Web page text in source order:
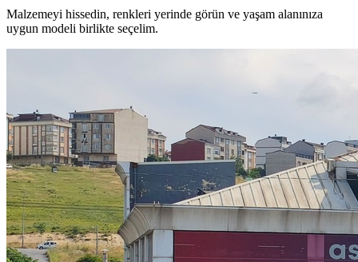
Malzemeyi hissedin, renkleri yerinde görün ve yaşam alanınıza
uygun modeli birlikte seçelim.